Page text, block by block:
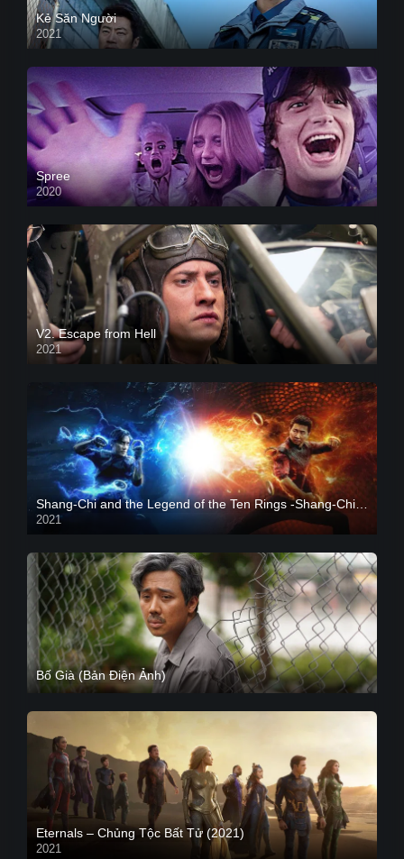
Kẻ Săn Người
2021
Spree
2020
V2. Escape from Hell
2021
Shang-Chi and the Legend of the Ten Rings -Shang-Chi và huyền thoại Thập Luân
2021
CAM
Bố Già (Bản Điện Ảnh)
Eternals – Chủng Tộc Bất Tử (2021)
2021